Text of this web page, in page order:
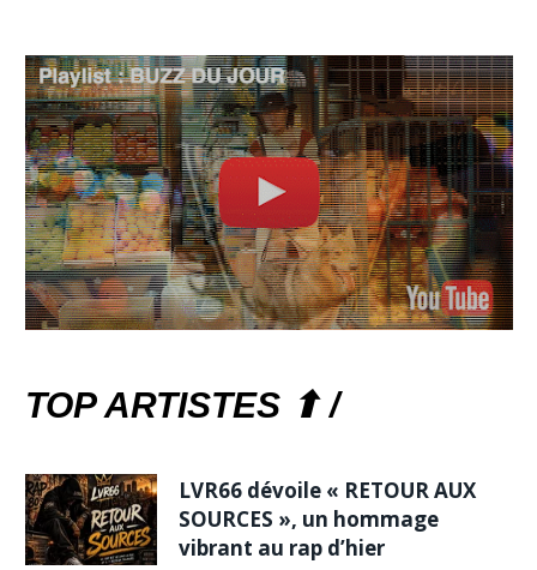
TOP ARTISTES ⬆ /
LVR66 dévoile « RETOUR AUX
SOURCES », un hommage
vibrant au rap d’hier